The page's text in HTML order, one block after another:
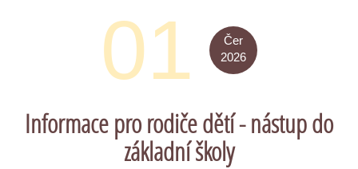
01
Čer
2026
Informace pro rodiče dětí - nástup do
základní školy